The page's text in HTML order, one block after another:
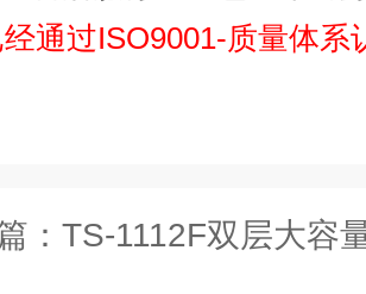
通过ISO9001-质量体系
： TS-1112F双层大容